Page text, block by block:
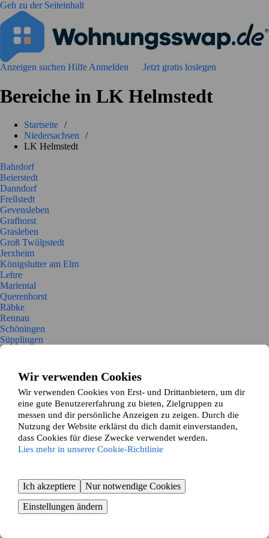
Geh zu der Seiteinhalt
Wir verwenden Cookies
Wir verwenden Cookies von Erst- und Drittanbietern, um dir
eine gute Benutzererfahrung zu bieten, Zielgruppen zu
messen und dir persönliche Anzeigen zu zeigen. Durch die
Nutzung der Website erklärst du dich damit einverstanden,
dass Cookies für diese Zwecke verwendet werden.
Lies mehr in unserer Cookie-Richtlinie
Ich akzeptiere
Nur notwendige Cookies
Einstellungen ändern
Anzeigen suchen Hilfe Anmelden Jetzt gratis loslegen
Bereiche in LK Helmstedt
Startseite /
Niedersachsen /
LK Helmstedt
Bahrdorf
Beierstedt
Danndorf
Frellstedt
Gevensleben
Grafhorst
Grasleben
Groß Twülpstedt
Jerxheim
Königslutter am Elm
Lehre
Mariental
Querenhorst
Räbke
Rennau
Schöningen
Süpplingen
Süpplingenburg
Warberg
Wolsdorf
Söllingen
Helmstedt
Brunsleberfeld
Helmstedt, gfG
Königslutter, gfG
Mariental, gfG